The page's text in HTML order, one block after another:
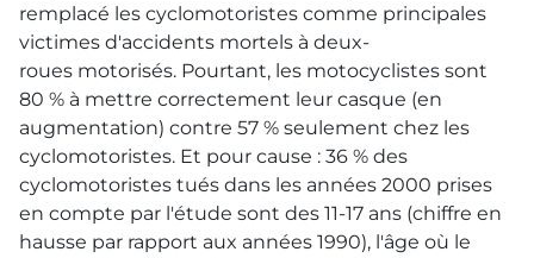
remplacé les cyclomotoristes comme principales
victimes d'accidents mortels à deux-
roues motorisés. Pourtant, les motocyclistes sont
80 % à mettre correctement leur casque (en
augmentation) contre 57 % seulement chez les
cyclomotoristes. Et pour cause : 36 % des
cyclomotoristes tués dans les années 2000 prises
en compte par l'étude sont des 11-17 ans (chiffre en
hausse par rapport aux années 1990), l'âge où le